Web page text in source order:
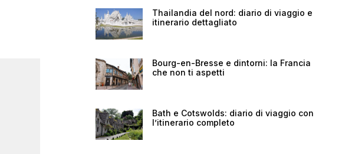
Thailandia del nord: diario di viaggio e
itinerario dettagliato
Bourg-en-Bresse e dintorni: la Francia
che non ti aspetti
Bath e Cotswolds: diario di viaggio con
l’itinerario completo